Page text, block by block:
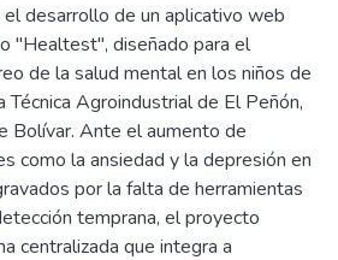
desarrollo de un aplicativo web
"Healtest", diseñado para el
de la salud mental en los niños de
Técnica Agroindustrial de El Peñón,
Bolívar. Ante el aumento de
como la ansiedad y la depresión en
por la falta de herramientas
temprana, el proyecto
centralizada que integra a